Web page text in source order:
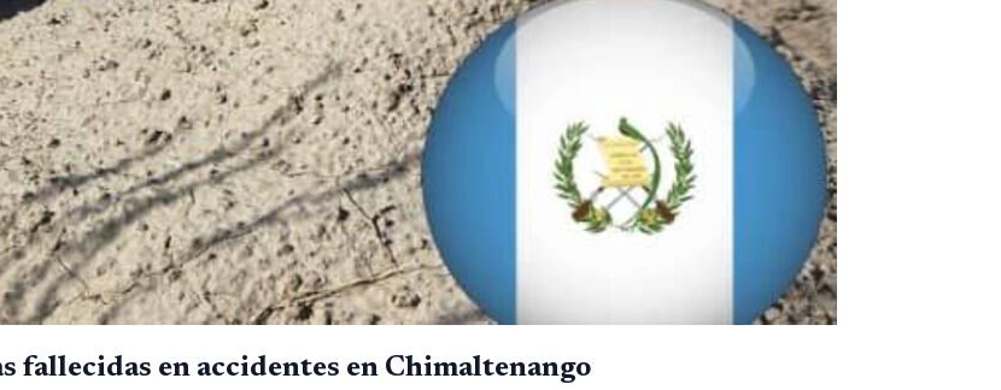
fallecidas en accidentes en Chimaltenango